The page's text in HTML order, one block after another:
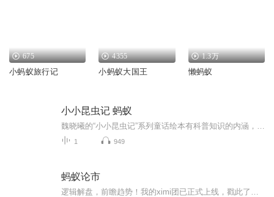
675
小蚂蚁旅行记
4355
小蚂蚁大国王
1.3万
懒蚂蚁
小小昆虫记 蚂蚁
1 949
蚂蚁论市